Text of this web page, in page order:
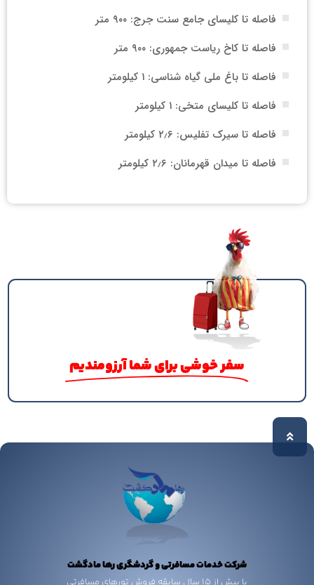
فاصله تا کلیسای جامع سنت جرج: ۹۰۰ متر
فاصله تا کاخ ریاست جمهوری: ۹۰۰ متر
فاصله تا باغ ملی گیاه شناسی: ۱ کیلومتر
فاصله تا کلیسای متخی: ۱ کیلومتر
فاصله تا سیرک تفلیس: ۲٫۶ کیلومتر
فاصله تا میدان قهرمانان: ۲٫۶ کیلومتر
سفر خوشی برای شما آرزومندیم
شرکت خدمات مسافرتی و گردشگری رها مادگشت
با بیش از 15 سال سابقه فروش تورهای مسافرتی